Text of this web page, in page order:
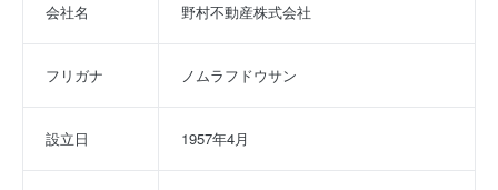
会社名 野村不動産株式会社
フリガナ ノムラフドウサン
設立日 1957年4月